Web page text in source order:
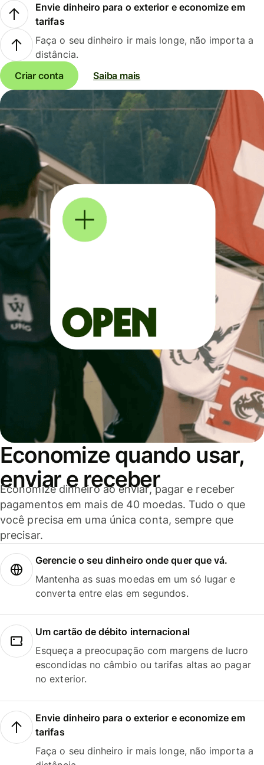
Envie dinheiro para o exterior e economize em
tarifas
Faça o seu dinheiro ir mais longe, não importa a
distância.
Criar conta
Saiba mais
Economize quando usar,
enviar e receber
Economize dinheiro ao enviar, pagar e receber
pagamentos em mais de 40 moedas. Tudo o que
você precisa em uma única conta, sempre que
precisar.
Gerencie o seu dinheiro onde quer que vá.
Mantenha as suas moedas em um só lugar e
converta entre elas em segundos.
Um cartão de débito internacional
Esqueça a preocupação com margens de lucro
escondidas no câmbio ou tarifas altas ao pagar
no exterior.
Envie dinheiro para o exterior e economize em
tarifas
Faça o seu dinheiro ir mais longe, não importa a